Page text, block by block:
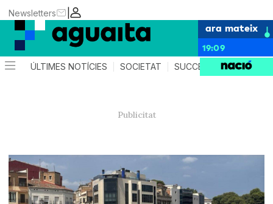
|
Newsletters
ara mateix
19:09
ÚLTIMES NOTÍCIES SOCIETAT SUCCESSOS AGENDA